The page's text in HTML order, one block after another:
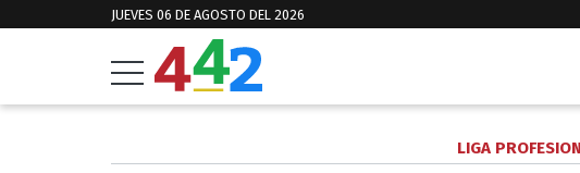
JUEVES 06 DE AGOSTO DEL 2026
LIGA